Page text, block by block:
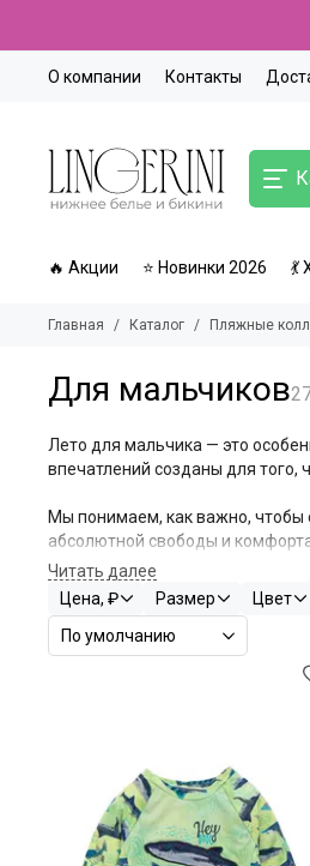
О компании Контакты
🔥 Акции ⭐ Новинки 2026
Главная Каталог Пляжные
Для мальчиков
Лето для мальчика — это
впечатлений созданы для
Мы понимаем, как важно, чтобы
абсолютной свободы и
Вдохновением для наших
искатель приключений
Спортивные и повседневные
строительства песочных
Цена, ₽ Размер Цвет